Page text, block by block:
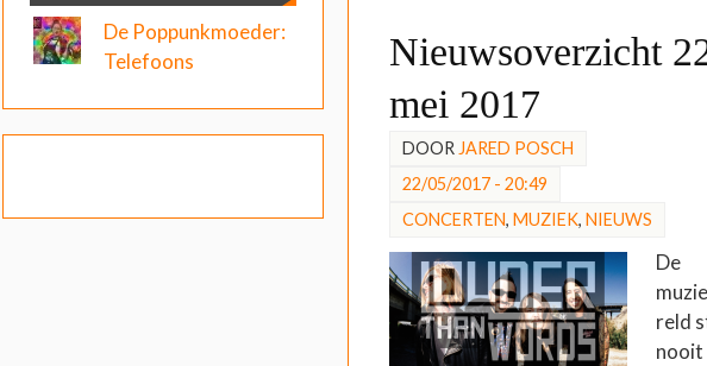
Nieuwsoverzicht
mei 2017
DOORJARED POSCH
22/05/2017 - 20:49
CONCERTEN, MUZIEK, NIEUWS
De
reld
nooit
De Poppunkmoeder:
Telefoons